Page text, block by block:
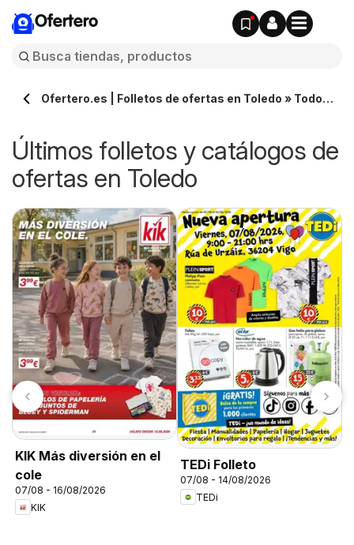
Ofertero
Ofertero.es | Folletos de ofertas en Toledo » Todos
Últimos folletos y catálogos de
ofertas en Toledo
KIK Más diversión en el
cole
07/08 - 16/08/2026
KIK
TEDi Folleto
07/08 - 14/08/2026
TEDi